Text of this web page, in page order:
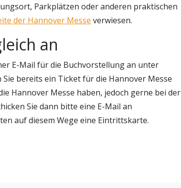
Parkplätzen oder anderen praktischen
der Hannover Messe verwiesen.
an
E-Mail für die Buchvorstellung an unter
Sie bereits ein Ticket für die Hannover Messe
Hannover Messe haben, jedoch gerne bei der
Sie dann bitte eine E-Mail an
auf diesem Wege eine Eintrittskarte.